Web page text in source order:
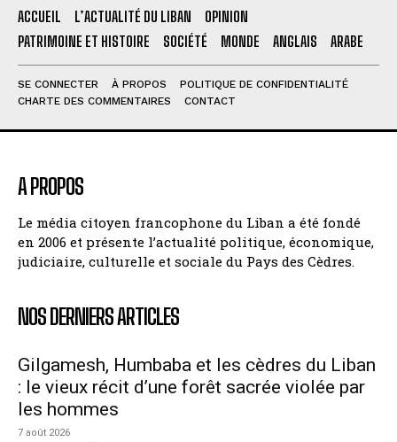
ACCUEIL L’ACTUALITÉ DU LIBAN
OPINION
PATRIMOINE ET HISTOIRE
SOCIÉTÉ MONDE ANGLAIS ARABE
SE CONNECTER À PROPOS
POLITIQUE DE CONFIDENTIALITÉ
CHARTE DES COMMENTAIRES
CONTACT
A PROPOS
Le média citoyen francophone du Liban a été fondé
en 2006 et présente l’actualité politique, économique,
judiciaire, culturelle et sociale du Pays des Cèdres.
NOS DERNIERS ARTICLES
Gilgamesh, Humbaba et les cèdres du Liban
: le vieux récit d’une forêt sacrée violée par
les hommes
7 août 2026